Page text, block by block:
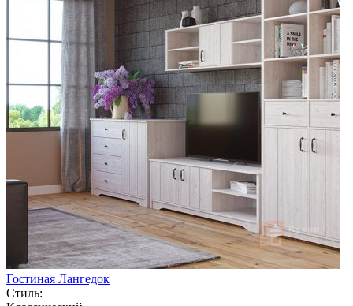
Гостиная Лангедок
Стиль: